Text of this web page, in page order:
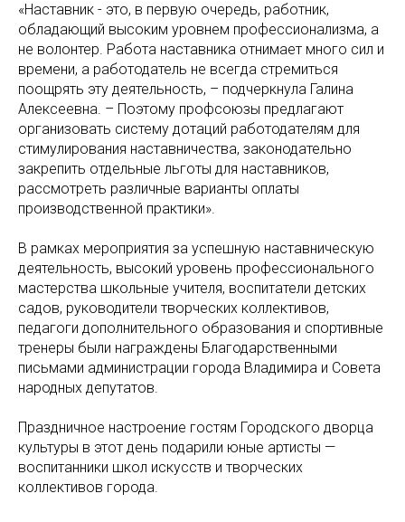
«Наставник - это, в первую очередь, работник,
обладающий высоким уровнем профессионализма, а
не волонтер. Работа наставника отнимает много сил и
времени, а работодатель не всегда стремиться
поощрять эту деятельность, – подчеркнула Галина
Алексеевна. – Поэтому профсоюзы предлагают
организовать систему дотаций работодателям для
стимулирования наставничества, законодательно
закрепить отдельные льготы для наставников,
рассмотреть различные варианты оплаты
производственной практики».
В рамках мероприятия за успешную наставническую
деятельность, высокий уровень профессионального
мастерства школьные учителя, воспитатели детских
садов, руководители творческих коллективов,
педагоги дополнительного образования и спортивные
тренеры были награждены Благодарственными
письмами администрации города Владимира и Совета
народных депутатов.
Праздничное настроение гостям Городского дворца
культуры в этот день подарили юные артисты —
воспитанники школ искусств и творческих
коллективов города.